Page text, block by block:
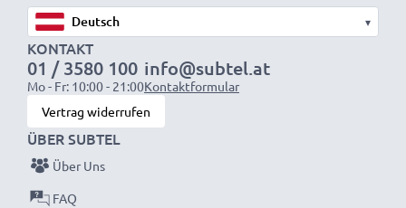
▾
KONTAKT
01 / 3580 100
Mo - Fr: 10:00 - 21:00
info@subtel.at
Kontaktformular
Vertrag widerrufen
ÜBER SUBTEL
Über Uns
FAQ